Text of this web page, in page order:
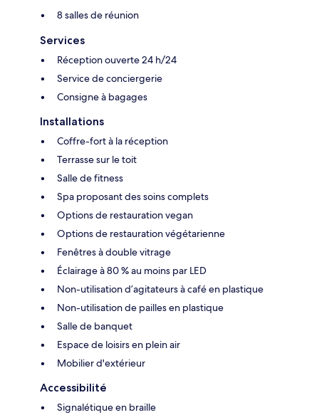
8 salles de réunion
Services
Réception ouverte 24 h/24
Service de conciergerie
Consigne à bagages
Installations
Coffre-fort à la réception
Terrasse sur le toit
Salle de fitness
Spa proposant des soins complets
Options de restauration vegan
Options de restauration végétarienne
Fenêtres à double vitrage
Éclairage à 80 % au moins par LED
Non-utilisation d’agitateurs à café en plastique
Non-utilisation de pailles en plastique
Salle de banquet
Espace de loisirs en plein air
Mobilier d'extérieur
Accessibilité
Signalétique en braille